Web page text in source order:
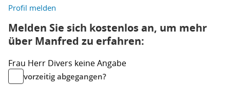
Profil melden
Melden Sie sich kostenlos an, um mehr
über Manfred zu erfahren:
Frau Herr Divers keine Angabe
vorzeitig abgegangen?